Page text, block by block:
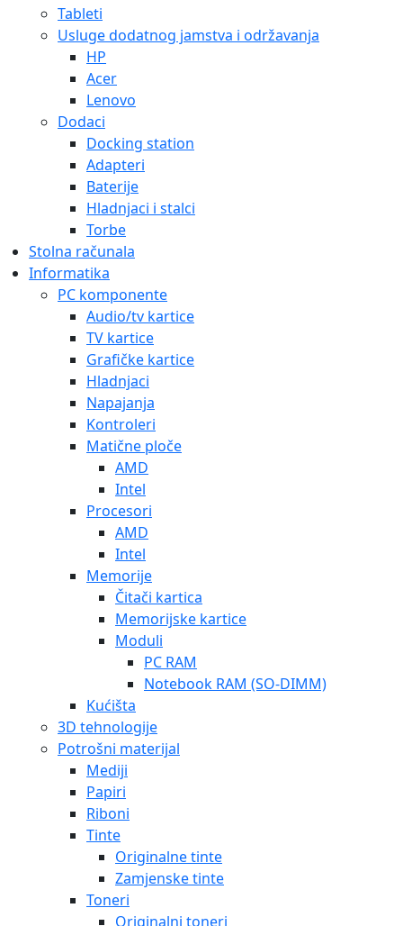
Tableti
Usluge dodatnog jamstva i održavanja
HP
Acer
Lenovo
Dodaci
Docking station
Adapteri
Baterije
Hladnjaci i stalci
Torbe
Stolna računala
Informatika
PC komponente
Audio/tv kartice
TV kartice
Grafičke kartice
Hladnjaci
Napajanja
Kontroleri
Matične ploče
AMD
Intel
Procesori
AMD
Intel
Memorije
Čitači kartica
Memorijske kartice
Moduli
PC RAM
Notebook RAM (SO-DIMM)
Kućišta
3D tehnologije
Potrošni materijal
Mediji
Papiri
Riboni
Tinte
Originalne tinte
Zamjenske tinte
Toneri
Originalni toneri